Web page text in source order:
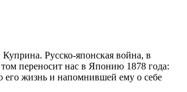
Русско-японская война, в
переносит нас в Японию 1878 года:
жизнь и напомнившей ему о себе